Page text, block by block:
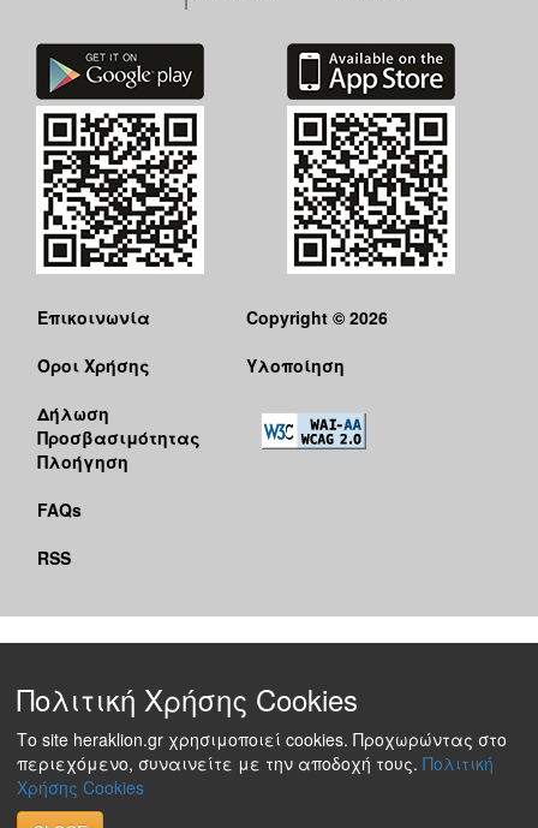
Επικοινωνία
Όροι Χρήσης
Δήλωση
Προσβασιμότητας
Πλοήγηση
FAQs
RSS
Copyright © 2026
Υλοποίηση
Πολιτική Χρήσης Cookies
Το site heraklion.gr χρησιμοποιεί cookies. Προχωρώντας στο
περιεχόμενο, συναινείτε με την αποδοχή τους. Πολιτική
Χρήσης Cookies